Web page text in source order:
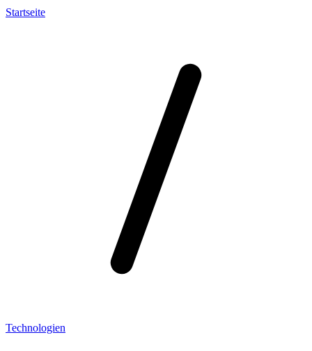
Startseite
Technologien